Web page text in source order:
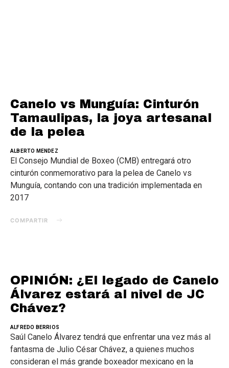
Canelo vs Munguía: Cinturón
Tamaulipas, la joya artesanal
de la pelea
ALBERTO MENDEZ
El Consejo Mundial de Boxeo (CMB) entregará otro
cinturón conmemorativo para la pelea de Canelo vs
Munguía, contando con una tradición implementada en
2017
COMPARTIR
OPINIÓN: ¿El legado de Canelo
Álvarez estará al nivel de JC
Chávez?
ALFREDO BERRIOS
Saúl Canelo Álvarez tendrá que enfrentar una vez más al
fantasma de Julio César Chávez, a quienes muchos
consideran el más grande boxeador mexicano en la